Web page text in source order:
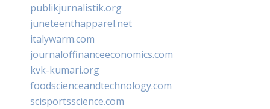
publikjurnalistik.org
juneteenthapparel.net
italywarm.com
journaloffinanceeconomics.com
kvk-kumari.org
foodscienceandtechnology.com
scisportsscience.com